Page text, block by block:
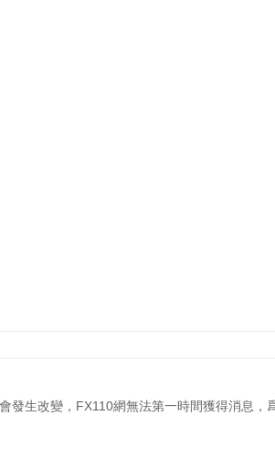
發生改變，FX110網無法第一時間獲得消息，